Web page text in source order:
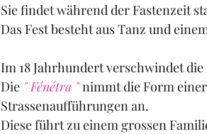
Sie findet während der Fastenzeit
Das Fest besteht aus Tanz und
Im 18 Jahrhundert verschwindet
Die " Fénétra " nimmt die Form
Strassenaufführungen an.
Diese führt zu einem grossen